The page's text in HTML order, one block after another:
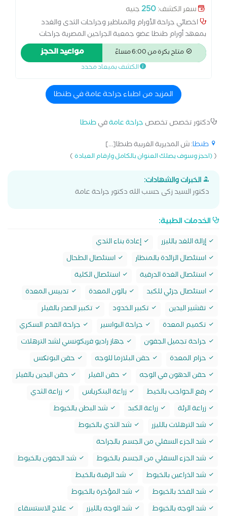
سعر الكشف:250جنيه
اخصائي جراحة الأورام والمناظير وجراحات الثدى والغدد
بمعهد أورام طنطا عضو جمعية الجراحين المصرية جراحات
تجميل الثدى وإعادة بناء الثدى استئصال أورام الجهاز الهضمى
وأورام الرحم والمبايض بالمنظار استئصال الزائدة والمرارة
متاح بكرة من 6:00 مساءً مواعيد الحجز
الكشف بميعاد محدد
المزيد من اطباء جراحة عامة في طنطا
دكتور تخصص تخصص جراحة عامةفيطنطا
طنطا: ش المديرية الغربية طنطا[...]
((احجز وسوف يصلك العنوان بالكامل وارقام العيادة)
الخبرات والشهادات:
دكتور السيد زكى حسب الله دكتور جراحة عامة
الخدمات الطبية:
إزالة اللغد بالليزر
إعادة بناء الثدي
استئصال الزائدة بالمنظار
استئصال الطحال
استئصال الغدة الدرقية
استئصال الكلية
استئصال جزئي للكبد
بالون المعدة
تدبيس المعدة
تقشير اليدين
تكبير الخدود
تكبير الصدر بالفيلر
تكميم المعدة
جراحة البواسير
جراحة القدم السكري
جراحة تجميل الجفون
جهاز راديو فريكونسي لشد الترهلات
حزام المعدة
حقن البلازما للوجه
حقن البوتکس
حقن الدهون في الوجه
حقن الفيلر
حقن اليدين بالفيلر
رفع الحواجب بالخيط
زراعة البنكرياس
زراعة الثدي
زراعة الرئة
زراعة الكبد
شد البطن بالخيوط
شد الترهلات بالليزر
شد الثدي بالخيوط
شد الجزء السفلي من الجسم بالجراحة
شد الجزء السفلي من الجسم بالخيوط
شد الجفون بالخيوط
شد الذراعين بالخيوط
شد الرقبة بالخيط
شد الفخذ بالخيوط
شد المؤخرة بالخيوط
شد الوجه بالخيوط
شد الوجه بالليزر
علاج الاستسقاء